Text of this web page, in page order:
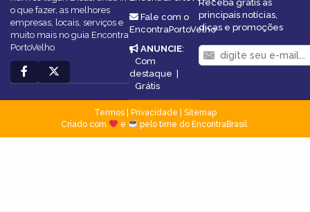
o que fazer, as melhores
empresas, locais, serviços e
muito mais no guia Encontra
PortoVelho
Fale com o
EncontraPortoVelho
ANUNCIE:
Com
destaque
Grátis
Receba grátis as
principais notícias,
dicas e promoções
Termos| Privacidade
Sitemap
Criado com
e pelo time do EncontraBrasil